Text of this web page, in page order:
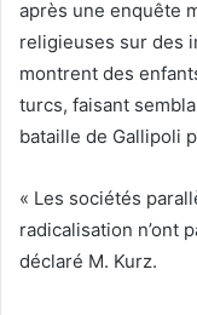
après une enquête
religieuses sur des
montrent des
turcs, faisant
bataille de Gallipoli
« Les sociétés
radicalisation n’ont
déclaré M. Kurz.